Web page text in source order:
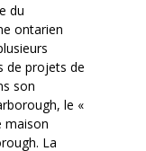
du
ontarien
de projets de
son
le «
maison
La